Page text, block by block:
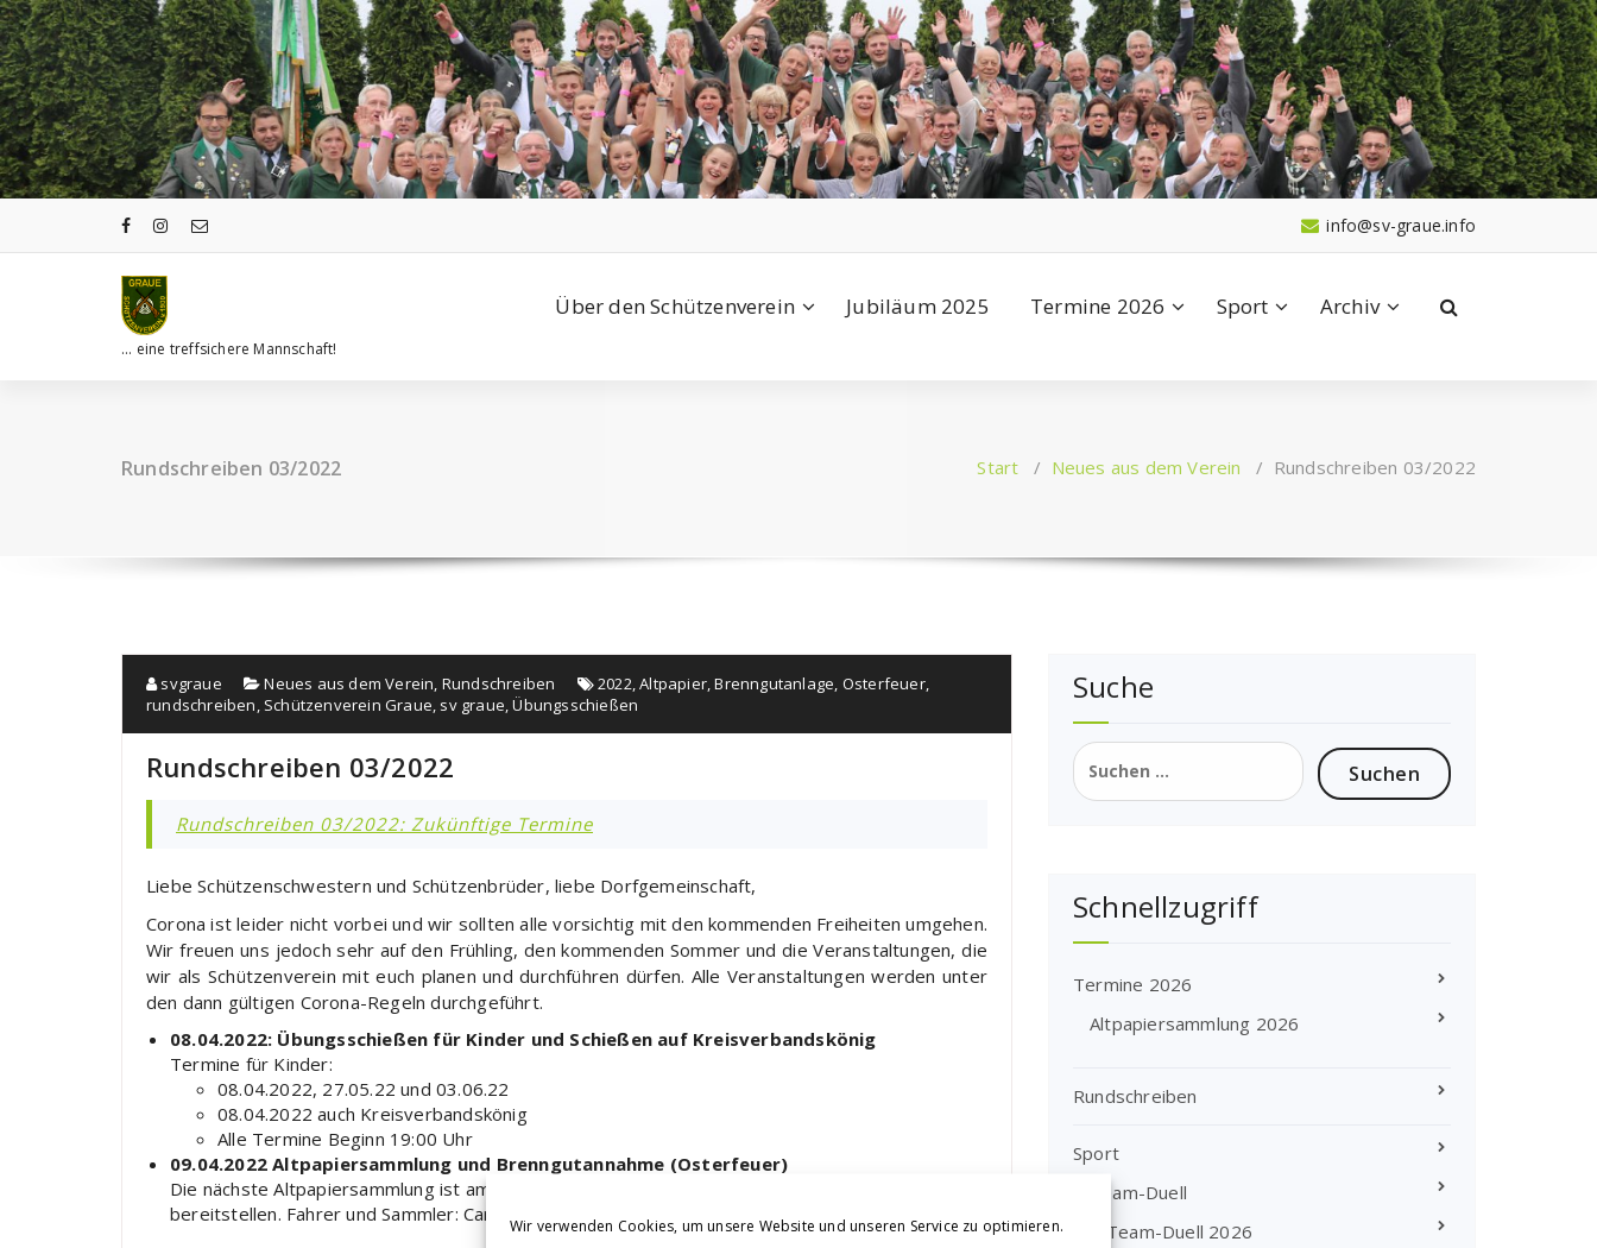
Wir verwenden Cookies, um unsere Website und unseren Service zu optimieren.
Zum
Inhalt
springen
info@sv-graue.info
... eine treffsichere Mannschaft!
Über den Schützenverein Jubiläum 2025 Termine 2026 Sport Archiv
Rundschreiben 03/2022 Start / Neues aus dem Verein / Rundschreiben 03/2022
svgraue Neues aus dem Verein, Rundschreiben 2022,Altpapier,Brenngutanlage, Osterfeuer,
rundschreiben, Schützenverein Graue, sv graue,Übungsschießen
Rundschreiben 03/2022
Rundschreiben 03/2022: Zukünftige Termine
Liebe Schützenschwestern und Schützenbrüder, liebe Dorfgemeinschaft,
Corona ist leider nicht vorbei und wir sollten alle vorsichtig mit den kommenden Freiheiten umgehen.
Wir freuen uns jedoch sehr auf den Frühling, den kommenden Sommer und die Veranstaltungen, die
wir als Schützenverein mit euch planen und durchführen dürfen. Alle Veranstaltungen werden unter
den dann gültigen Corona-Regeln durchgeführt.
08.04.2022: Übungsschießen für Kinder und Schießen auf Kreisverbandskönig
Termine für Kinder:
08.04.2022, 27.05.22 und 03.06.22
08.04.2022 auch Kreisverbandskönig
Alle Termine Beginn 19:00 Uhr
09.04.2022 Altpapiersammlung und Brenngutannahme (Osterfeuer)
Die nächste Altpapiersammlung ist am 09.04.22. Bitte das Papier ab 8:00 Uhr gebündelt
bereitstellen. Fahrer und Sammler: Carsten Dierks, Horst Walter, Ralf & Sören Westerwarp
Suche
Suchen
nach:
Schnellzugriff
Termine 2026
Altpapiersammlung 2026
Rundschreiben
Sport
Team-Duell
Team-Duell 2026